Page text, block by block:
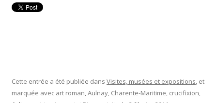
Cette entrée a été publiée dans Visites, musées et expositions, et
marquée avec art roman,Aulnay, Charente-Maritime, crucifixion,